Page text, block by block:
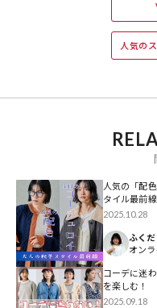
【サイト表記：タグ表記】
・ライトグレー：GRYGE
と色味が異なる場合がござ
異なる場合もございますので
※着用、お取り扱いの際は、
ンタグを必ずご確認下さい。
参考価格
人気の
人気の「配
タイル最前線
2025.10.28
ふく
オン
コーデに迷
を楽しむ！
2025.09.18